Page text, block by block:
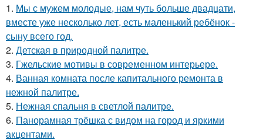
1. Мы с мужем молодые, нам чуть больше двадцати,
вместе уже несколько лет, есть маленький ребёнок -
сыну всего год.
2. Детская в природной палитре.
3. Гжельские мотивы в современном интерьере.
4. Ванная комната после капитального ремонта в
нежной палитре.
5. Нежная спальня в светлой палитре.
6. Панорамная трёшка с видом на город и яркими
акцентами.